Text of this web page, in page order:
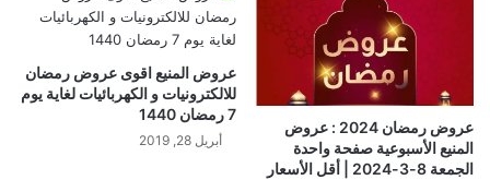
عروض رمضان 2024 : عروض
المنيع الأسبوعية صفحة واحدة
الجمعة 8-3-2024 | أقل الأسعار
عروض المنيع اقوى عروض رمضان
للالكترونيات و الكهربائيات لغاية يوم
7 رمضان 1440
أبريل 28, 2019